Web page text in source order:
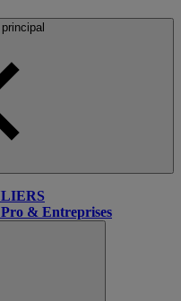
Pro & Entreprises